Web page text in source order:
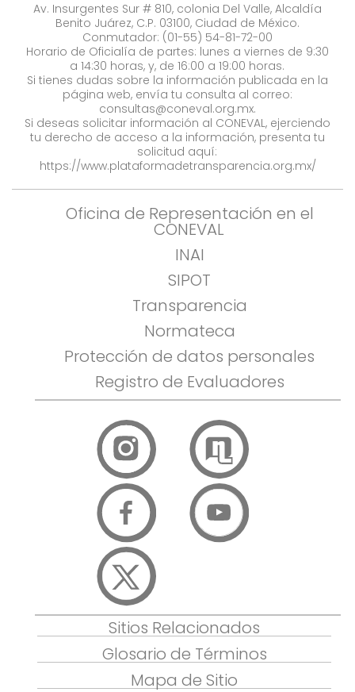
Av. Insurgentes Sur # 810, colonia Del Valle, Alcaldía
Benito Juárez, C.P. 03100, Ciudad de México.
Conmutador: (01-55) 54-81-72-00
Horario de Oficialía de partes: lunes a viernes de 9:30
a 14:30 horas, y, de 16:00 a 19:00 horas.
Si tienes dudas sobre la información publicada en la
página web, envía tu consulta al correo:
consultas@coneval.org.mx.
Si deseas solicitar información al CONEVAL, ejerciendo
tu derecho de acceso a la información, presenta tu
solicitud aquí:
https://www.plataformadetransparencia.org.mx/
Oficina de Representación en el
CONEVAL
INAI
SIPOT
Transparencia
Normateca
Protección de datos personales
Registro de Evaluadores
Sitios Relacionados
Glosario de Términos
Mapa de Sitio